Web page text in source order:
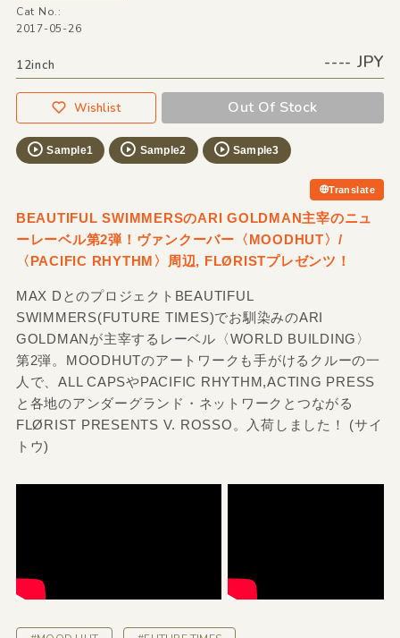
Cat No.:
2017-05-26
12inch ---- JPY
Wishlist Out Of Stock
Sample1 Sample2 Sample3
Translate
BEAUTIFUL SWIMMERSのARI GOLDMAN主宰のニュ
ーレーベル第2弾！ヴァンクーバー〈MOODHUT〉/
〈PACIFIC RHYTHM〉周辺, FLØRISTプレゼンツ！
MAX DとのプロジェクトBEAUTIFUL
SWIMMERS(FUTURE TIMES)でお馴染みのARI
GOLDMANが主宰するレーベル〈WORLD BUILDING〉
第2弾。MOODHUTのアートワークも手がけるクルーの一
人で、ALL CAPSやPACIFIC RHYTHM,ACTING PRESS
と各地のアンダーグランド・ネットワークとつながる
FLØRIST PRESENTS V. ROSSO。入荷しました！ (サイ
トウ)